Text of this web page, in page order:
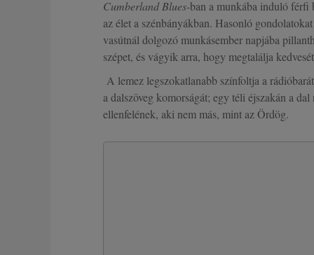
Cumberland Blues-ban a munkába induló férfi
az élet a szénbányákban. Hasonló
vasútnál dolgozó munkásember napjába
szépet, és vágyik arra, hogy megtalálja
A lemez legszokatlanabb színfoltja a
a dalszöveg komorságát; egy téli éjszakán a
ellenfelének, aki nem más, mint az Ördög.